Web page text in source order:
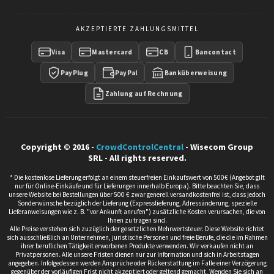
AKZEPTIERTE ZAHLUNGSMITTEL
Visa Mastercard CB Bancontact
PayPlug PayPal Banküberweisung
Zahlung auf Rechnung
Copyright © 2016 - CrowdControlCentral - Wisecom Group
SRL - All rights reserved.
* Die kostenlose Lieferung erfolgt an einem steuerfreien Einkaufswert von 500€ (Angebot gilt
nur für Online-Einkäufe und für Lieferungen innerhalb Europa). Bitte beachten Sie, dass
unsere Website bei Bestellungen über 500 € zwar generell versandkostenfrei ist, dass jedoch
Sonderwünsche bezüglich der Lieferung (Expresslieferung, Adressänderung, spezielle
Lieferanweisungen wie z. B. "vor Ankunft anrufen") zusätzliche Kosten verursachen, die von
Ihnen zu tragen sind.
Alle Preise verstehen sich zuzüglich der gesetzlichen Mehrwertsteuer. Diese Website richtet
sich ausschließlich an Unternehmen, juristische Personen und freie Berufe, die die im Rahmen
ihrer beruflichen Tätigkeit erworbenen Produkte verwenden. Wir verkaufen nicht an
Privatpersonen. Alle unsere Fristen dienen nur zur Information und sich in Arbeitstagen
angegeben. Infolgedessen werden Ansprüche oder Rückerstattung im Falle einer Verzögerung
gegenüber der vorläufigen Frist nicht akzeptiert oder geltend gemacht. Wenden Sie sich an